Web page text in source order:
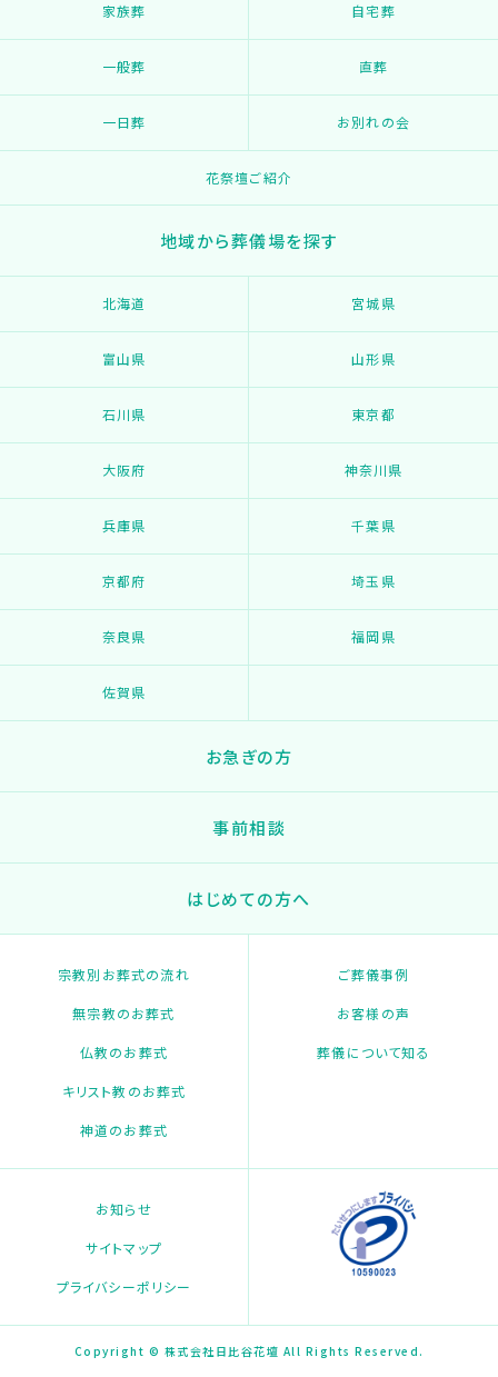
家族葬 自宅葬
一般葬 直葬
一日葬 お別れの会
花祭壇ご紹介
地域から葬儀場を探す
北海道 宮城県
富山県 山形県
石川県 東京都
大阪府 神奈川県
兵庫県 千葉県
京都府 埼玉県
奈良県 福岡県
佐賀県
お急ぎの方
事前相談
はじめての方へ
宗教別お葬式の流れ
無宗教のお葬式
仏教のお葬式
キリスト教のお葬式
神道のお葬式
ご葬儀事例
お客様の声
葬儀について知る
お知らせ
サイトマップ
プライバシーポリシー
Copyright © 株式会社日比谷花壇 All Rights Reserved.